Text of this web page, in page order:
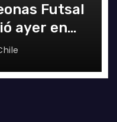
Futsal
ayer en